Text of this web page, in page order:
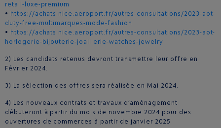
retail-luxe-premium
• https://achats.nice.aeroport.fr/autres-consultations/2023-aot-
duty-free-multimarques-mode-fashion
• https://achats.nice.aeroport.fr/autres-consultations/2023-aot-
horlogerie-bijouterie-joaillerie-watches-jewelry
2) Les candidats retenus devront transmettre leur offre en
Février 2024.
3) La sélection des offres sera réalisée en Mai 2024.
4) Les nouveaux contrats et travaux d’aménagement
débuteront à partir du mois de novembre 2024 pour des
ouvertures de commerces à partir de janvier 2025